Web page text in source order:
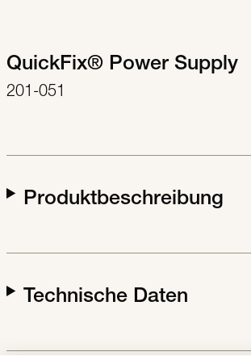
QuickFix® Power Supply
201-051
Produktbeschreibung
Technische Daten